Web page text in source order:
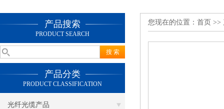
产品搜索
PRODUCT SEARCH
产品分类
PRODUCT CLASSIFICATION
光纤光缆产品
您现在的位置： 首页 >>